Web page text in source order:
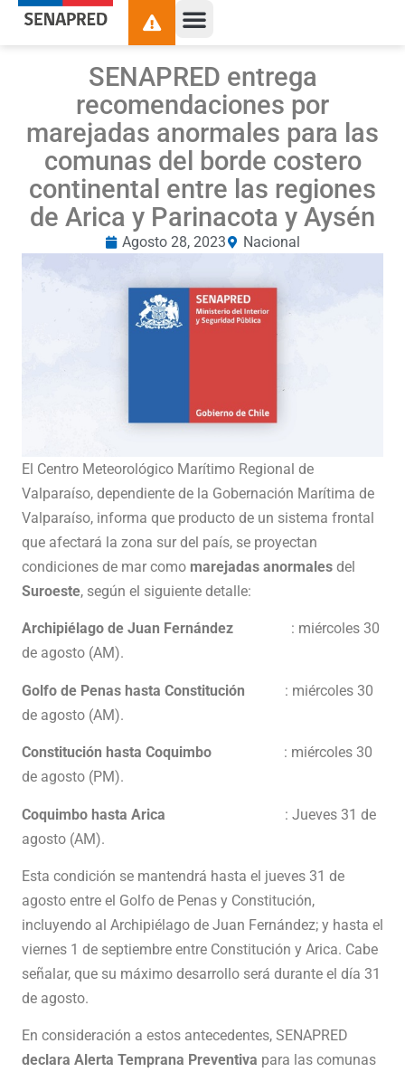
SENAPRED entrega
recomendaciones por
marejadas anormales para las
comunas del borde costero
continental entre las regiones
de Arica y Parinacota y Aysén
Agosto 28, 2023 Nacional
El Centro Meteorológico Marítimo Regional de
Valparaíso, dependiente de la Gobernación Marítima de
Valparaíso, informa que producto de un sistema frontal
que afectará la zona sur del país, se proyectan
condiciones de mar como marejadas anormales del
Suroeste, según el siguiente detalle:
Archipiélago de Juan Fernández : miércoles 30
de agosto (AM).
Golfo de Penas hasta Constitución : miércoles 30
de agosto (AM).
Constitución hasta Coquimbo : miércoles 30
de agosto (PM).
Coquimbo hasta Arica : Jueves 31 de
agosto (AM).
Esta condición se mantendrá hasta el jueves 31 de
agosto entre el Golfo de Penas y Constitución,
incluyendo al Archipiélago de Juan Fernández; y hasta el
viernes 1 de septiembre entre Constitución y Arica. Cabe
señalar, que su máximo desarrollo será durante el día 31
de agosto.
En consideración a estos antecedentes, SENAPRED
declara Alerta Temprana Preventiva para las comunas